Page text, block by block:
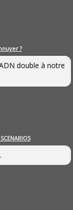
?
double à notre